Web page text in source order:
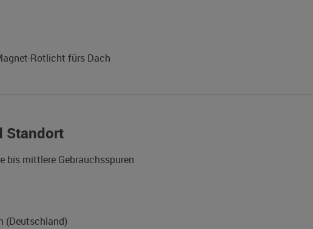
Rotlicht fürs Dach
Standort
bis mittlere Gebrauchsspuren
(Deutschland)